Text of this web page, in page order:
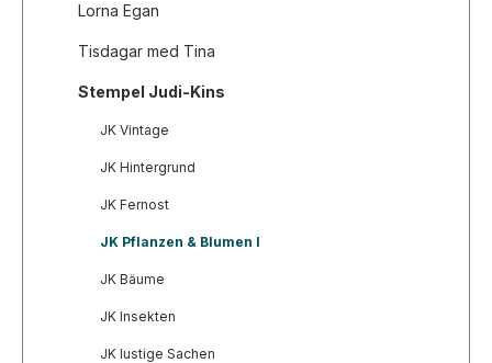
Lorna Egan
Tisdagar med Tina
Stempel Judi-Kins
JK Vintage
JK Hintergrund
JK Fernost
JK Pflanzen & Blumen I
JK Bäume
JK Insekten
JK lustige Sachen